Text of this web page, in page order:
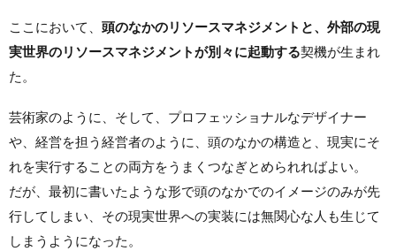
ここにおいて、 頭のなかのリソースマネジメントと、外部の現
実世界のリソースマネジメントが別々に起動する契機が生まれ
た。
芸術家のように、そして、プロフェッショナルなデザイナー
や、経営を担う経営者のように、頭のなかの構造と、現実にそ
れを実行することの両方をうまくつなぎとめられればよい。
だが、最初に書いたような形で頭のなかでのイメージのみが先
行してしまい、その現実世界への実装には無関心な人も生じて
しまうようになった。